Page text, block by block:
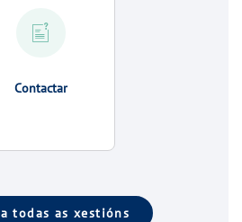
Contactar
todas as xestións